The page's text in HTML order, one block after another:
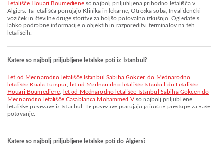
Letališče Houari Boumedieneso najbolj priljubljena prihodno letališča v
Algiers. Ta letališča ponujajo Klinika in lekarne, Otroška soba, Invalidenčki
voziček in številne druge storitve za boljšo potovalno izkušnjo. Ogledate si
lahko podrobne informacije o objektih in razporeditvi terminalov na teh
letališčih.
Katere so najbolj priljubljene letalske poti iz Istanbul?
let od Mednarodno letališče Istanbul Sabiha Gokcen do Mednarodno
letališče Kuala Lumpur,
let od Mednarodno letališče Istanbul do Letališče
Houari Boumediene
let od Mednarodno letališče Istanbul Sabiha Gokcen do
Mednarodno letališče Casablanca Mohammed Vso najbolj priljubljene
letališke povezave iz Istanbul. Te povezave ponujajo priročne prestope za vaše
potovanje.
Katere so najbolj priljubljene letalske poti do Algiers?